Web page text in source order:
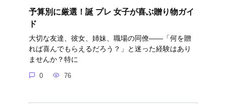
予算別に厳選！誕 プレ 女子が喜ぶ贈り物ガイ
ド
大切な友達、彼女、姉妹、職場の同僚――「何を贈
れば喜んでもらえるだろう？」と迷った経験はあり
ませんか？特に
0 76